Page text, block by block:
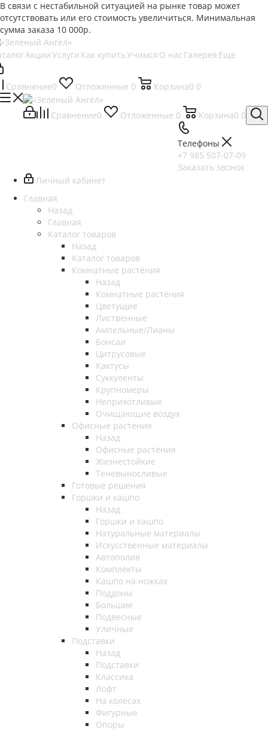
В связи с нестабильной ситуацией на рынке товар может
отсутствовать или его стоимость увеличиться. Минимальная
сумма заказа 10 000р.
АкцииУслуги Как купитьУчимся О нас Галерея Ещё
Сравнение0 Отложенные 0 Корзина0 0
Сравнение0 Отложенные 0 Корзина0 0
Телефоны
+7 985 507-07-09
Заказать звонок
Личный кабинет
Главная
Назад
Главная
Каталог товаров
Назад
Каталог товаров
Комнатные растения
Назад
Комнатные растения
Цветущие
Лиственные
Ампельные/Лианы
Бонсаи
Цитрусовые
Кактусы
Суккуленты
Крупномеры
Неприхотливые
Очищающие воздух
Офисные растения
Назад
Офисные растения
Жизнестойкие
Теневыносливые
Готовые решения
Горшки и кашпо
Назад
Горшки и кашпо
Натуральные материалы
Искусственные материалы
Автополив
Комплекты
Кашпо на ножках
Поддоны
Большие
Подвесные
Уличные
Подставки
Назад
Подставки
Классика
Лофт
На колесах
Фигурные
Опоры